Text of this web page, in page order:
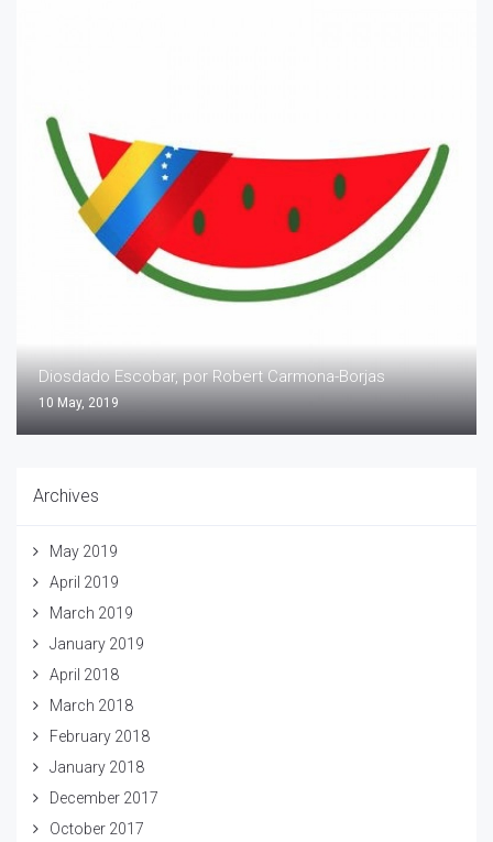
Diosdado Escobar, por Robert Carmona-Borjas
10 May, 2019
Archives
May 2019
April 2019
March 2019
January 2019
April 2018
March 2018
February 2018
January 2018
December 2017
October 2017